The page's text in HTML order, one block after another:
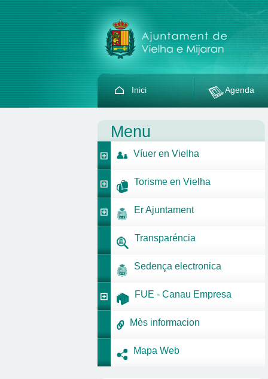
Inici Agenda
Menu
Víuer en Vielha
Torisme en Vielha
Er Ajuntament
Transparéncia
Sedença electronica
FUE - Canau Empresa
Mès informacion
Mapa Web